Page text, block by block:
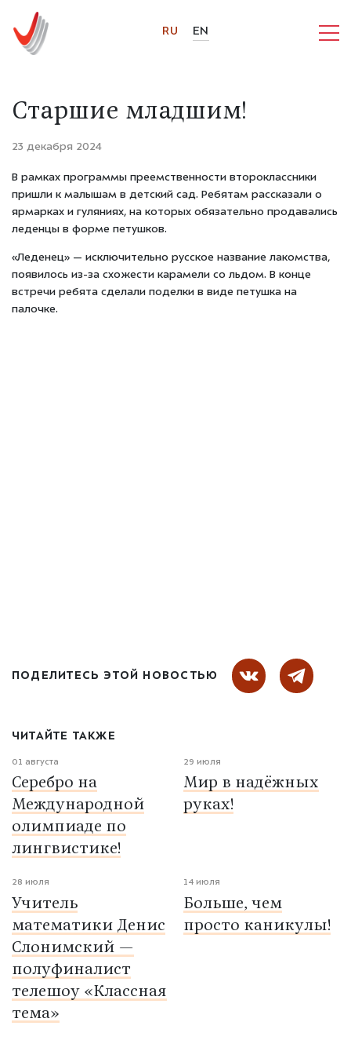
RU EN
Старшие младшим!
23 декабря 2024
В рамках программы преемственности второклассники
пришли к малышам в детский сад. Ребятам рассказали о
ярмарках и гуляниях, на которых обязательно продавались
леденцы в форме петушков.
«Леденец» — исключительно русское название лакомства,
появилось из-за схожести карамели со льдом. В конце
встречи ребята сделали поделки в виде петушка на
палочке.
ПОДЕЛИТЕСЬ ЭТОЙ НОВОСТЬЮ
ЧИТАЙТЕ ТАКЖЕ
01 августа
Серебро на
Международной
олимпиаде по
лингвистике!
29 июля
Мир в надёжных
руках!
28 июля
Учитель
математики Денис
Слонимский —
полуфиналист
телешоу «Классная
тема»
14 июля
Больше, чем
просто каникулы!